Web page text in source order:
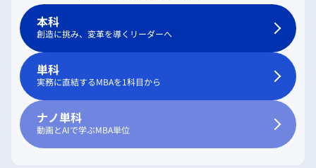
本科
創造に挑み、変革を導くリーダーへ
単科
実務に直結するMBAを1科目から
ナノ単科
動画とAIで学ぶMBA単位